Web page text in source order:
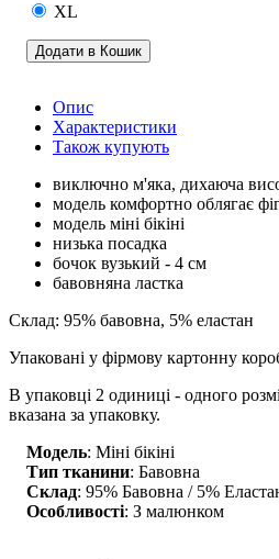
XL
Додати в Кошик
Опис
Характеристики
Також купують
виключно м'яка, дихаюча
модель комфортно облягає
модель міні бікіні
низька посадка
бочок вузький - 4 см
бавовняна ластка
Склад: 95% бавовна, 5% еластан
Упаковані у фірмову картонну
В упаковці 2 одиниці - одного
вказана за упаковку.
Модель: Міні бікіні
Тип тканини: Бавовна
Склад: 95% Бавовна / 5%
Особливості: З малюнком